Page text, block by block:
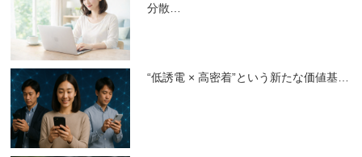
分散
“低誘電 × 高密着”という新たな価値基…